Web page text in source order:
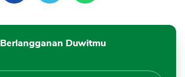
Berlangganan Duwitmu